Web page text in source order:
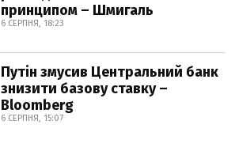
принципом – Шмигаль
6 СЕРПНЯ, 18:23
Путін змусив Центральний банк
знизити базову ставку –
Bloomberg
6 СЕРПНЯ, 15:07